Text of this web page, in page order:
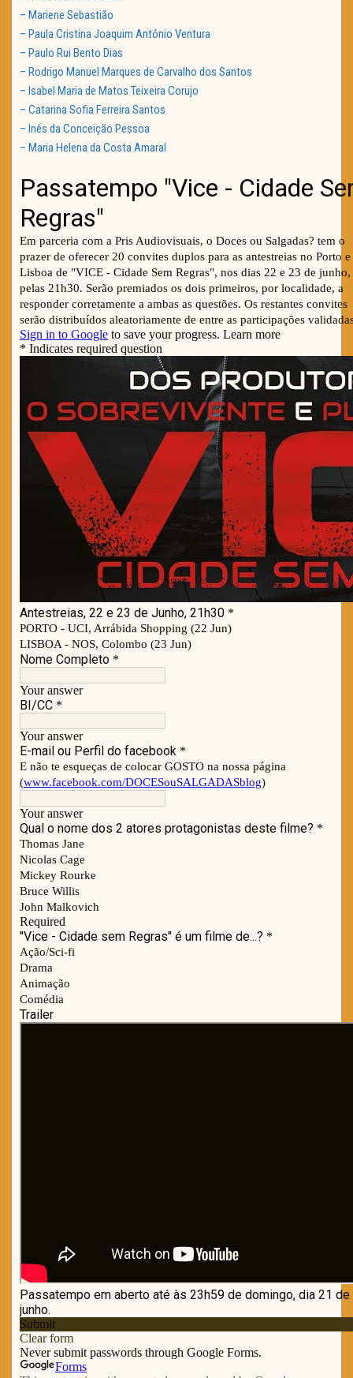
– Mariene Sebastião
– Paula Cristina Joaquim António Ventura
– Paulo Rui Bento Dias
– Rodrigo Manuel Marques de Carvalho dos Santos
– Isabel Maria de Matos Teixeira Corujo
– Catarina Sofia Ferreira Santos
– Inês da Conceição Pessoa
– Maria Helena da Costa Amaral